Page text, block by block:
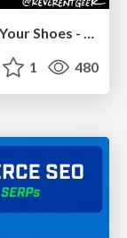
Public Speaking Without Barfing On Your Shoes - THAT 2023
1 480